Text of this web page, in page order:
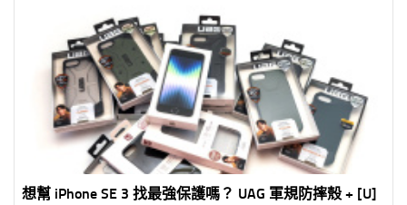
想幫 iPhone SE 3 找最強保護嗎？ UAG 軍規防摔殼 + [U]